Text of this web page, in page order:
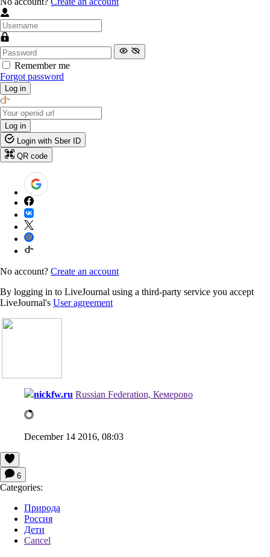
Remember me
Forgot password
Log in
Log in
Login with Sber ID
QR code
No account? Create an account
By logging in to LiveJournal using a third-party service you accept
LiveJournal's User agreement
nickfw.ru Russian Federation, Кемерово
December 14 2016, 08:03
6
Categories:
Природа
Россия
Дети
Cancel